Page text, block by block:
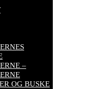
–
OG BUSKE